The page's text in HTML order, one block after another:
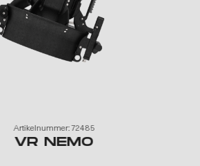
Artikelnummer: 72485
VR NEMO